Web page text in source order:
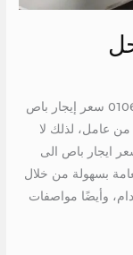
سعر ايجار باص الى الساحل الشمالي 01067451866 سعر إيجار باص
على أكثر من عامل، لذلك لا
ايجار باص الى
بسهولة من خلال
وأيضًا مواصفات